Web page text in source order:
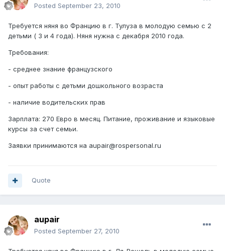
Posted September 23, 2010
Требуется няня во Францию в г. Тулуза в молодую семью с 2
детьми ( 3 и 4 года). Няня нужна с декабря 2010 года.
Требования:
- среднее знание французского
- опыт работы с детьми дошкольного возраста
- наличие водительских прав
Зарплата: 270 Евро в месяц. Питание, проживание и языковые
курсы за счет семьи.
Заявки принимаются на aupair@rospersonal.ru
Quote
aupair
Posted September 27, 2010